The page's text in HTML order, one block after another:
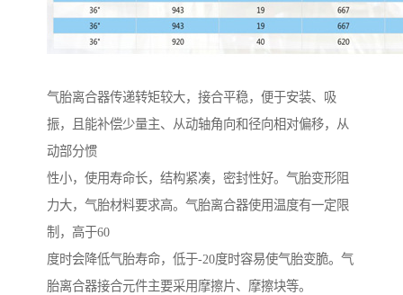
气胎离合器传递转矩较大，接合平稳，便于安装、吸
振，且能补偿少量主、从动轴角向和径向相对偏移，从
动部分惯
性小，使用寿命长，结构紧凑，密封性好。气胎变形阻
力大，气胎材料要求高。气胎离合器使用温度有一定限
制，高于60
度时会降低气胎寿命，低于-20度时容易使气胎变脆。气
胎离合器接合元件主要采用摩擦片、摩擦块等。